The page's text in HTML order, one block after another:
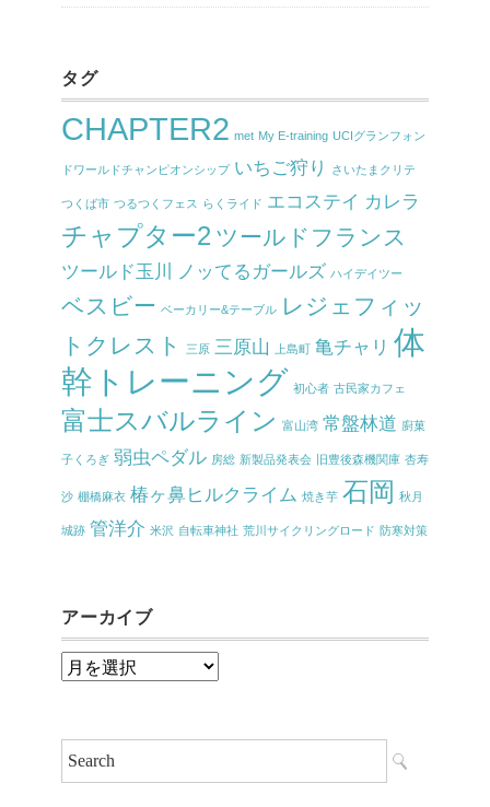
タグ
CHAPTER2 met My E-training UCIグランフォン
ドワールドチャンピオンシップ いちご狩り さいたまクリテ
つくば市 つるつくフェス らくライド エコステイ カレラ
チャプター2 ツールドフランス
ツールド玉川 ノッてるガールズ ハイデイツー
ベスビー ベーカリー&テーブル レジェフィッ
トクレスト
三原 三原山 上島町 亀チャリ 体
幹トレーニング 初心者 古民家カフェ
富士スバルライン 富山湾 常盤林道 廚菓
子くろぎ 弱虫ペダル 房総 新製品発表会 旧豊後森機関庫 杏寿
沙 棚橋麻衣 椿ヶ鼻ヒルクライム 焼き芋 石岡 秋月
城跡 管洋介 米沢 自転車神社 荒川サイクリングロード 防寒対策
アーカイブ
ア
イ